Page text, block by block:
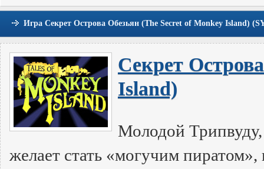
Игра Секрет Острова Обезьян (The Secret of Monkey Island)
Секрет
Island)
Молодой
желает стать «могучим